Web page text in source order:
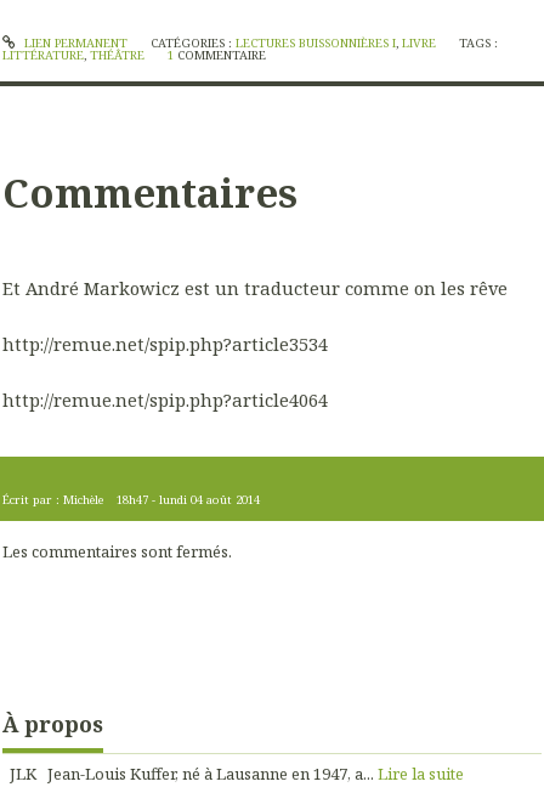
LIEN PERMANENT CATÉGORIES : LECTURES BUISSONNIÈRES I, LIVRE TAGS :
LITTÉRATURE, THÉÂTRE 1 COMMENTAIRE
Commentaires
Et André Markowicz est un traducteur comme on les rêve
http://remue.net/spip.php?article3534
http://remue.net/spip.php?article4064
Écrit par : Michèle 18h47 -lundi 04 août 2014
Les commentaires sont fermés.
À propos
JLK Jean-Louis Kuffer, né à Lausanne en 1947, a... Lire la suite